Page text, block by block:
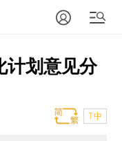
计划意见分
T中